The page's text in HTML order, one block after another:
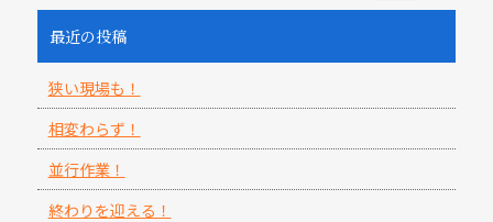
最近の投稿
狭い現場も！
相変わらず！
並行作業！
終わりを迎える！